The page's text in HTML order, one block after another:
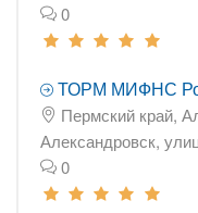
0
ТОРМ МИФНС
Пермский край,
Александровск,
0